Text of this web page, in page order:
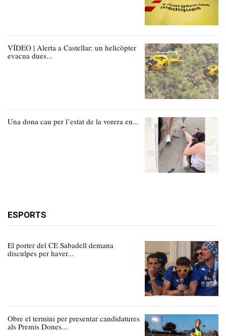
VÍDEO | Alerta a Castellar: un helicòpter
evacua dues...
Una dona cau per l’estat de la vorera en...
ESPORTS
El porter del CE Sabadell demana
disculpes per haver...
Obre el termini per presentar candidatures
als Premis Dones...